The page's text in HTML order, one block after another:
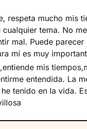
respeta mucho mis
cualquier tema. No
mal. Puede parecer
mí es muy
mis
entendida. La
tenido en la vida.